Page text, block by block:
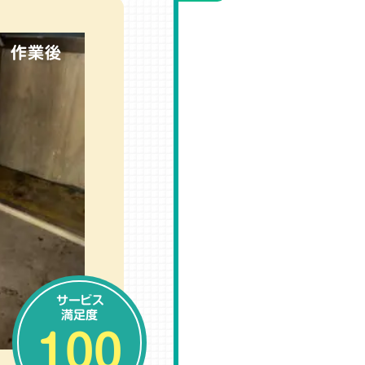
作業後
サービス
満足度
100